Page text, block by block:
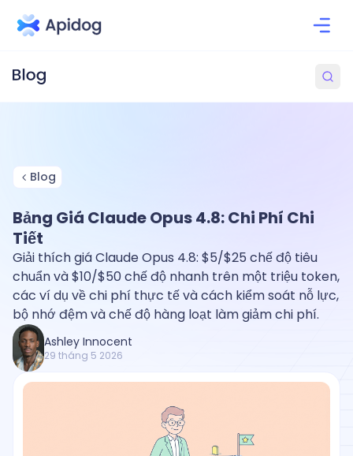
Blog
Bảng Giá Claude Opus 4.8: Chi Phí Chi
Tiết
Giải thích giá Claude Opus 4.8: $5/$25 chế độ tiêu
chuẩn và $10/$50 chế độ nhanh trên một triệu token,
các ví dụ về chi phí thực tế và cách kiểm soát nỗ lực,
bộ nhớ đệm và chế độ hàng loạt làm giảm chi phí.
Ashley Innocent
29 tháng 5 2026